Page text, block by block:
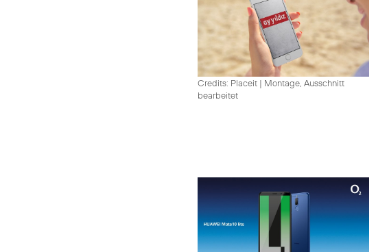
Credits: Placeit | Montage, Ausschnitt
bearbeitet